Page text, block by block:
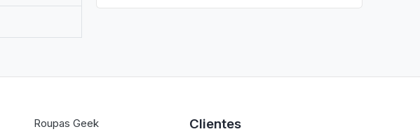
Roupas Geek
Clientes